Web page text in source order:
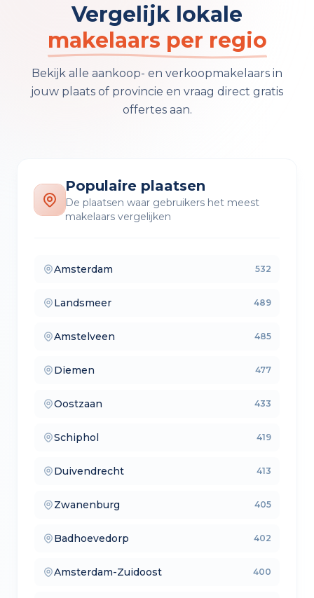
Vergelijk lokale
makelaars per regio
Bekijk alle aankoop- en verkoopmakelaars in
jouw plaats of provincie en vraag direct gratis
offertes aan.
Populaire plaatsen
De plaatsen waar gebruikers het meest
makelaars vergelijken
Amsterdam
— makelaars vergelijken 532
Landsmeer
— verkoopmakelaars 489
Amstelveen
— aankoopmakelaars 485
Diemen
— lokale makelaars 477
Oostzaan
— makelaars vergelijken 433
Schiphol
— verkoopmakelaars 419
Duivendrecht
— aankoopmakelaars 413
Zwanenburg
— lokale makelaars 405
Badhoevedorp
— makelaars vergelijken 402
Amsterdam-Zuidoost
— verkoopmakelaars 400